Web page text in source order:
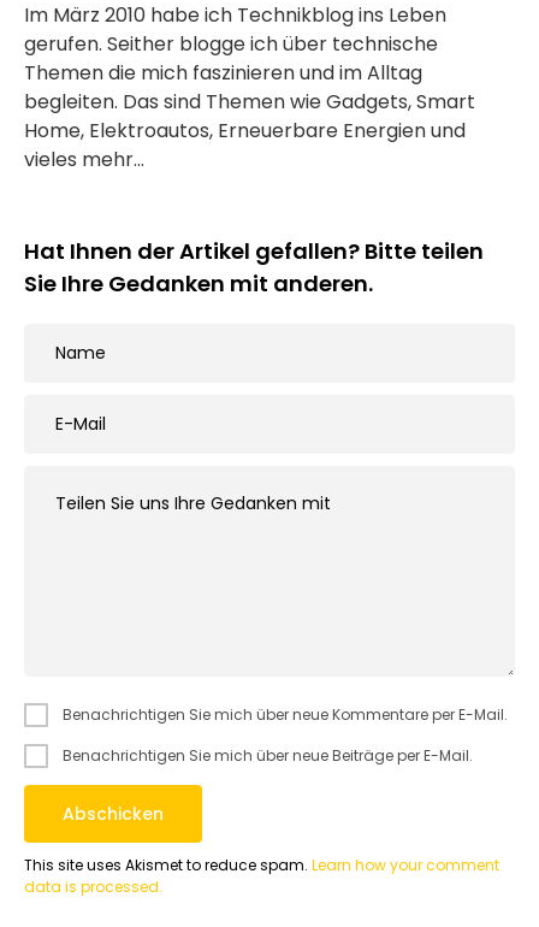
Im März 2010 habe ich Technikblog ins Leben
gerufen. Seither blogge ich über technische
Themen die mich faszinieren und im Alltag
begleiten. Das sind Themen wie Gadgets, Smart
Home, Elektroautos, Erneuerbare Energien und
vieles mehr...
Hat Ihnen der Artikel gefallen? Bitte teilen
Sie Ihre Gedanken mit anderen.
Benachrichtigen Sie mich über neue Kommentare per E-Mail.
Benachrichtigen Sie mich über neue Beiträge per E-Mail.
This site uses Akismet to reduce spam. Learn how your comment
data is processed.